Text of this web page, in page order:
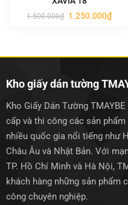
1.500.000₫ Giá
1.250.000₫Giá
hiện
Kho giấy dán tường
Kho Giấy Dán Tường
cấp và thi công các sản
nhiều quốc gia nổi tiếng như
Châu Âu và Nhật Bản. Với
TP. Hồ Chí Minh và Hà Nội,
khách hàng những sản phẩm
công chuyên nghiệp.